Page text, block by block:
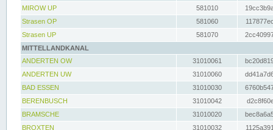
MIROW UP
581010
Strasen OP
581060
Strasen UP
581070
MITTELLANDKANAL
ANDERTEN OW
31010061
ANDERTEN UW
31010060
BAD ESSEN
31010030
BERENBUSCH
31010042
BRAMSCHE
31010020
BROXTEN
31010032